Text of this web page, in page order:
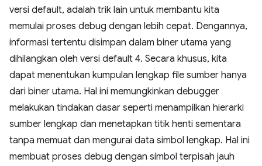
versi default, adalah trik lain untuk membantu kita
memulai proses debug dengan lebih cepat. Dengannya,
informasi tertentu disimpan dalam biner utama yang
dihilangkan oleh versi default 4. Secara khusus, kita
dapat menentukan kumpulan lengkap file sumber hanya
dari biner utama. Hal ini memungkinkan debugger
melakukan tindakan dasar seperti menampilkan hierarki
sumber lengkap dan menetapkan titik henti sementara
tanpa memuat dan mengurai data simbol lengkap. Hal ini
membuat proses debug dengan simbol terpisah jauh